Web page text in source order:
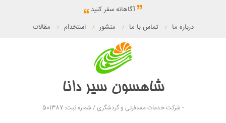
آگاهانه سفر کنید
درباره ما
/ تماس با ما / منشور / استخدام / مقالات
شاهسون سیر دانا
- شرکت خدمات مسافرتی و گردشگری / شماره ثبت: 501387